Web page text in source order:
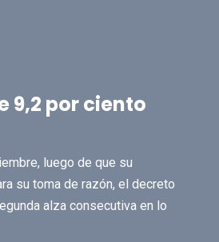
9,2 por ciento
luego de que su
su toma de razón, el decreto
alza consecutiva en lo